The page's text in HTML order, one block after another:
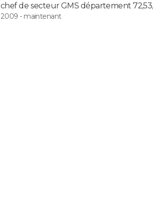
chef de secteur GMS département
2009 - maintenant